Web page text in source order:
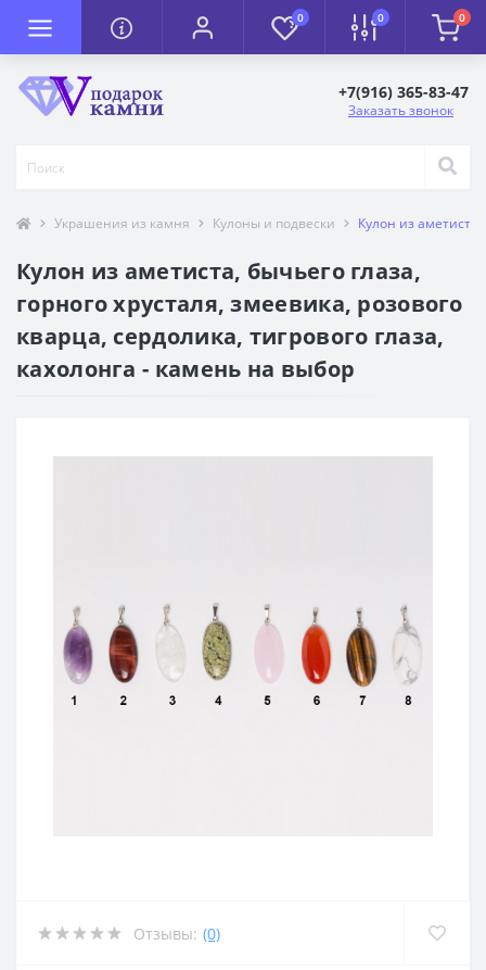
0 0 0
+7(916) 365-83-47
Заказать звонок
Украшения из камня Кулоны и подвески Кулон из аметиста,
Кулон из аметиста, бычьего глаза,
горного хрусталя, змеевика, розового
кварца, сердолика, тигрового глаза,
кахолонга - камень на выбор
Отзывы: (0)